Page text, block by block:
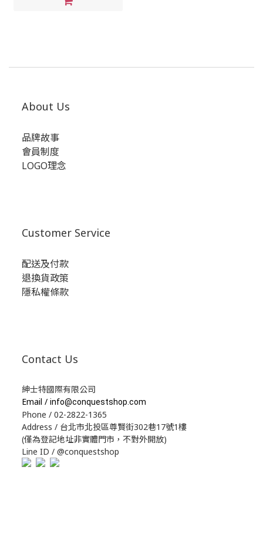
About Us
品牌故事
會員制度
LOGO理念
Customer Service
配送及付款
退換貨政策
隱私權條款
Contact Us
紳士特國際有限公司
Email / info@conquestshop.com
Phone / 02-2822-1365
Address / 台北市北投區尊賢街302巷17號1樓
(僅為登記地址非實體門市，不對外開放)
Line ID / @conquestshop